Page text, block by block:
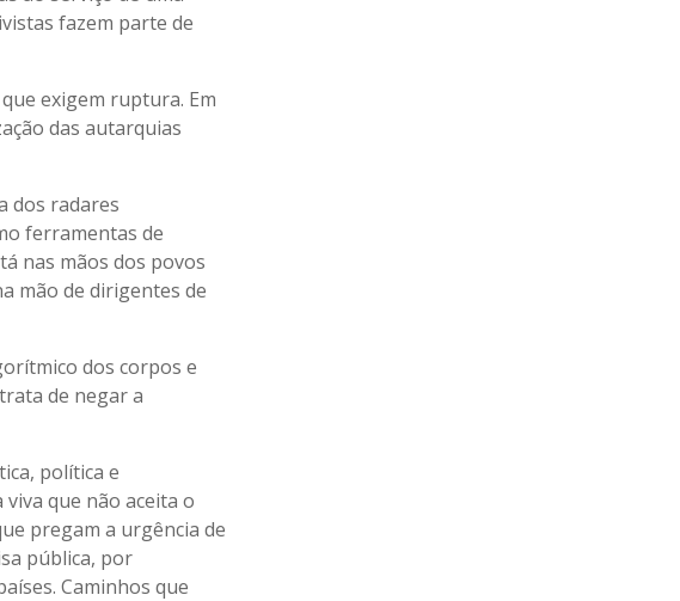
fazem parte de
exigem ruptura. Em
das autarquias
dos radares
ferramentas de
nas mãos dos povos
mão de dirigentes de
dos corpos e
de negar a
política e
que não aceita o
pregam a urgência de
pública, por
Caminhos que